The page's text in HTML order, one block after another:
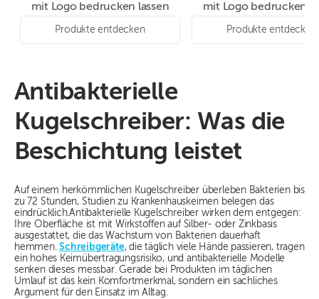
mit Logo bedrucken lassen
Produkte entdecken
mit Logo bedrucken
Produkte entdecken
Antibakterielle
Kugelschreiber: Was die
Beschichtung leistet
Auf einem herkömmlichen Kugelschreiber überleben Bakterien bis
zu 72 Stunden, Studien zu Krankenhauskeimen belegen das
eindrücklich.Antibakterielle Kugelschreiber wirken dem entgegen:
Ihre Oberfläche ist mit Wirkstoffen auf Silber- oder Zinkbasis
ausgestattet, die das Wachstum von Bakterien dauerhaft
hemmen.Schreibgeräte, die täglich viele Hände passieren, tragen
ein hohes Keimübertragungsrisiko, und antibakterielle Modelle
senken dieses messbar. Gerade bei Produkten im täglichen
Umlauf ist das kein Komfortmerkmal, sondern ein sachliches
Argument für den Einsatz im Alltag.